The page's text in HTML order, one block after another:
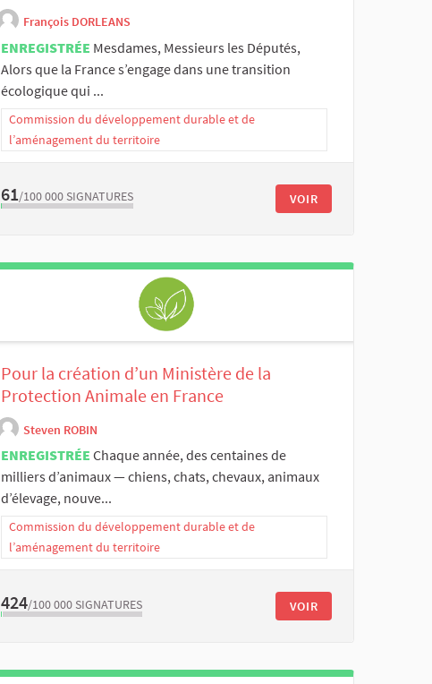
François DORLEANS
ENREGISTRÉE Mesdames, Messieurs les Députés,
Alors que la France s’engage dans une transition
écologique qui ...
Commission du développement durable et de
l’aménagement du territoire
61/100 000 SIGNATURES VOIR
Pour la création d’un Ministère de la
Protection Animale en France
Steven ROBIN
ENREGISTRÉE Chaque année, des centaines de
milliers d’animaux — chiens, chats, chevaux, animaux
d’élevage, nouve...
Commission du développement durable et de
l’aménagement du territoire
424/100 000 SIGNATURES VOIR